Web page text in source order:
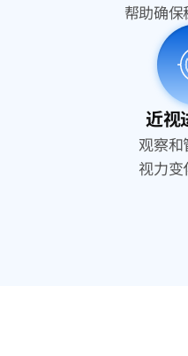
帮助确保
近视
观察和
视力变